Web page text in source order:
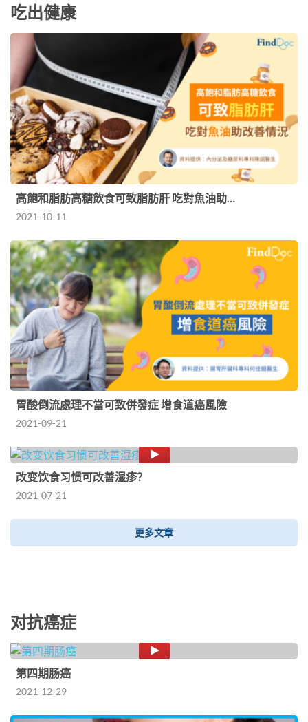
吃出健康
高飽和脂肪高糖飲食可致脂肪肝 吃對魚油助…
2021-10-11
胃酸倒流處理不當可致併發症 增食道癌風險
2021-09-21
改变饮食习惯可改善湿疹？
2021-07-21
更多文章
对抗癌症
第四期肠癌
2021-12-29